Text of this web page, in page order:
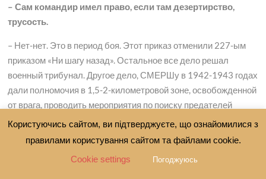
– Сам командир имел право, если там дезертирство,
трусость.
– Нет-нет. Это в период боя. Этот приказ отменили 227-ым
приказом «Ни шагу назад». Остальное все дело решал
военный трибунал. Другое дело, СМЕРШу в 1942-1943 годах
дали полномочия в 1,5-2-километровой зоне, освобожденной
от врага, проводить мероприятия по поиску предателей
родины, дезертиров, немцев. Только у СМЕРШа были
полномочия. Поймали, расстреляли. Т.е. они прочесывали
Користуючись сайтом, ви підтверджуєте, що ознайомилися з
правилами користування сайтом та файлами cookie.
Cookie settings
Погоджуюсь